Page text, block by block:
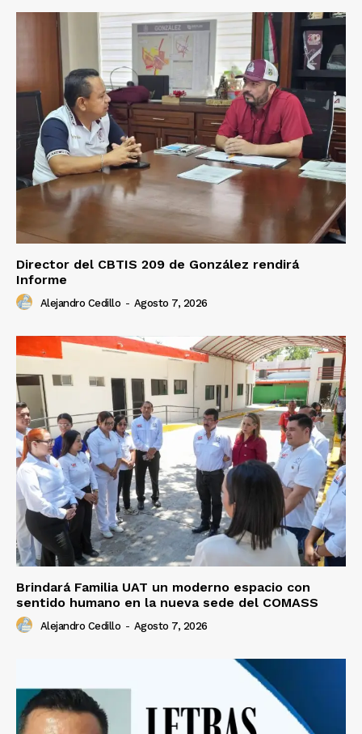
Director del CBTIS 209 de González rendirá
Informe
Alejandro Cedillo - Agosto 7, 2026
Brindará Familia UAT un moderno espacio con
sentido humano en la nueva sede del COMASS
Alejandro Cedillo - Agosto 7, 2026